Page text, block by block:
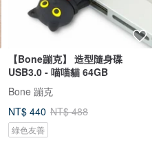
【Bone蹦克】 造型隨身碟
USB3.0 - 喵喵貓 64GB
Bone 蹦克
NT$ 440 NT$ 488
綠色友善